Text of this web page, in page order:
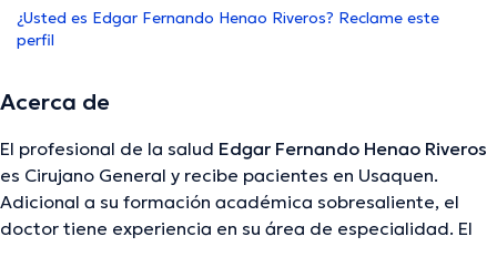
¿Usted es Edgar Fernando Henao Riveros? Reclame este
perfil
Acerca de
El profesional de la salud Edgar Fernando Henao Riveros
es Cirujano General y recibe pacientes en Usaquen.
Adicional a su formación académica sobresaliente, el
doctor tiene experiencia en su área de especialidad. El